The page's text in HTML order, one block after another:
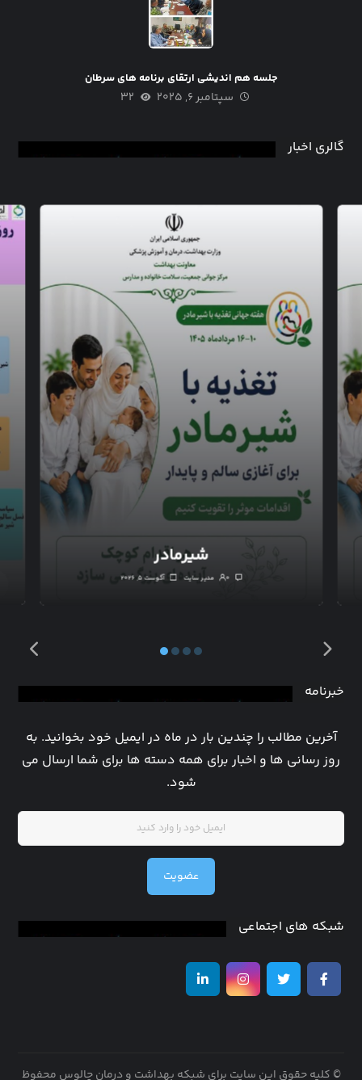
جلسه هم اندیشی ارتقای برنامه های سرطان
سپتامبر ۶, ۲۰۲۵ ۳۲
گالری اخبار
شیرمادر
آگوست ۵, ۲۰۲۶ مدیر سایت ۰
خبرنامه
آخرین مطالب را چندین بار در ماه در ایمیل خود بخوانید. به
روز رسانی ها و اخبار برای همه دسته ها برای شما ارسال می
شود.
عضویت
شبکه های اجتماعی
© کلیه حقوق این سایت برای شبکه بهداشت و درمان چالوس محفوظ